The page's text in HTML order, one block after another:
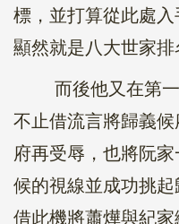
標，並打算從此處
顯然就是八大世家排
而後他又在第一
不止借流言將歸義
府再受辱，也將阮
候的視線並成功挑
借此機將蕭燁與紀